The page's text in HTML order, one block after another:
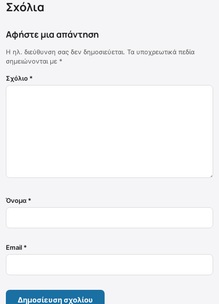
Σχόλια
Αφήστε μια απάντηση
Η ηλ. διεύθυνση σας δεν δημοσιεύεται. Τα υποχρεωτικά πεδία
σημειώνονται με *
Σχόλιο *
Όνομα *
Email *